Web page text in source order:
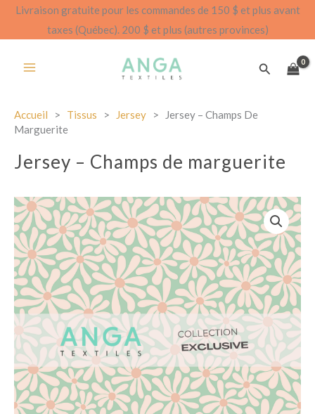
AllerLivraison gratuite pour les commandes de 150 $ et plus avant
taxes (Québec). 200 $ et plus (autres provinces)
Accueil > Tissus > Jersey >
Jersey – Champs De
Marguerite
Jersey – Champs de marguerite